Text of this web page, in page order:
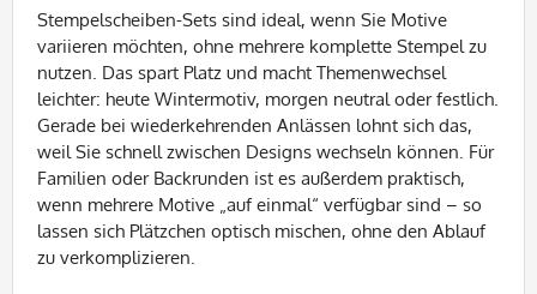
Stempelscheiben-Sets sind ideal, wenn Sie Motive
variieren möchten, ohne mehrere komplette Stempel zu
nutzen. Das spart Platz und macht Themenwechsel
leichter: heute Wintermotiv, morgen neutral oder festlich.
Gerade bei wiederkehrenden Anlässen lohnt sich das,
weil Sie schnell zwischen Designs wechseln können. Für
Familien oder Backrunden ist es außerdem praktisch,
wenn mehrere Motive „auf einmal“ verfügbar sind – so
lassen sich Plätzchen optisch mischen, ohne den Ablauf
zu verkomplizieren.